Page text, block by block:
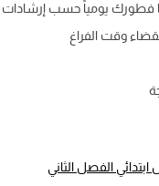
فطورك يومياً حسب
وقت الفراغ
الفصل الثاني